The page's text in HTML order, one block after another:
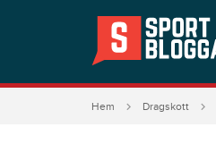
Hem Dragskott